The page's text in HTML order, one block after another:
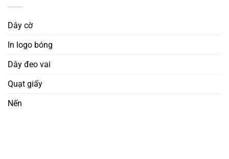
Dây cờ
In logo bóng
Dây đeo vai
Quạt giấy
Nến